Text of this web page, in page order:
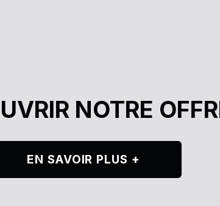
NOTRE
EN SAVOIR PLUS +